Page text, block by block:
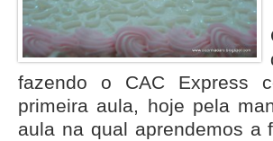
fazendo o CAC Express
primeira aula, hoje pela
aula na qual aprendemos a